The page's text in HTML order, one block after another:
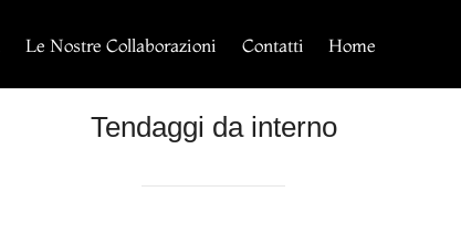
Le Nostre Collaborazioni Contatti Home
Tendaggi da interno